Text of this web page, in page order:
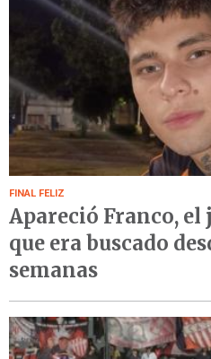
FINAL FELIZ
Apareció Franco, el
que era buscado
semanas